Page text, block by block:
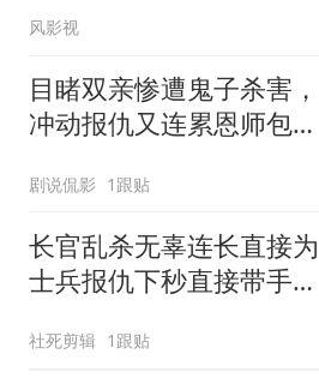
风影视
目睹双亲惨遭鬼子杀害，
冲动报仇又连累恩师包疙
剧说侃影 1跟贴
长官乱杀无辜连长直接为
士兵报仇下秒直接带手下
社死剪辑 1跟贴